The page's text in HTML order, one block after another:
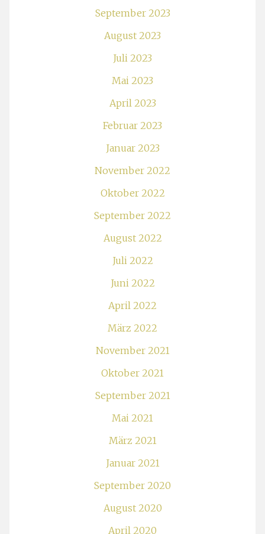
September 2023
August 2023
Juli 2023
Mai 2023
April 2023
Februar 2023
Januar 2023
November 2022
Oktober 2022
September 2022
August 2022
Juli 2022
Juni 2022
April 2022
März 2022
November 2021
Oktober 2021
September 2021
Mai 2021
März 2021
Januar 2021
September 2020
August 2020
April 2020